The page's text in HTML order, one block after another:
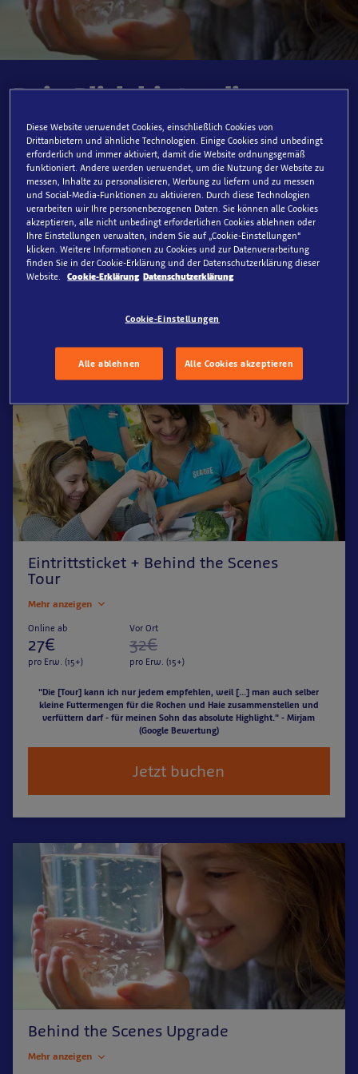
Dein Blick hinter die
Kulissen
Buche deine exklusive Behind the Scenes-Tourund wirf
einenBlick hinter die Kulissendes SEA LIFE
Oberhausen. Erfahre alles über die technischen
Herausforderungen, die Tiere sowie spannende
Anekdoten aus der Unterwasserwelt. Begleitet von
unseren Mitarbeiter*innen geht es auf eine
Erkundungstour in die Arbeitswelt unserer
Eintrittsticket + Behind the Scenes
Tour
Mehr anzeigen
Online ab
27€
pro Erw. (15+)
Vor Ort
32€
pro Erw. (15+)
"Die [Tour] kann ich nur jedem empfehlen, weil [...] man auch selber
kleine Futtermengen für die Rochen und Haie zusammenstellen und
verfüttern darf - für meinen Sohn das absolute Highlight." - Mirjam
(Google Bewertung)
Jetzt buchen
Behind the Scenes Upgrade
Mehr anzeigen
Diese Website verwendet Cookies, einschließlich Cookies von
Drittanbietern und ähnliche Technologien. Einige Cookies sind unbedingt
erforderlich und immer aktiviert, damit die Website ordnungsgemäß
funktioniert. Andere werden verwendet, um die Nutzung der Website zu
messen, Inhalte zu personalisieren, Werbung zu liefern und zu messen
und Social-Media-Funktionen zu aktivieren. Durch diese Technologien
verarbeiten wir Ihre personenbezogenen Daten. Sie können alle Cookies
akzeptieren, alle nicht unbedingt erforderlichen Cookies ablehnen oder
Ihre Einstellungen verwalten, indem Sie auf „Cookie-Einstellungen“
klicken. Weitere Informationen zu Cookies und zur Datenverarbeitung
finden Sie in der Cookie-Erklärung und der Datenschutzerklärung dieser
Website.
Cookie-Erklärung Datenschutzerklärung
Cookie-Einstellungen
Alle ablehnen Alle Cookies akzeptieren